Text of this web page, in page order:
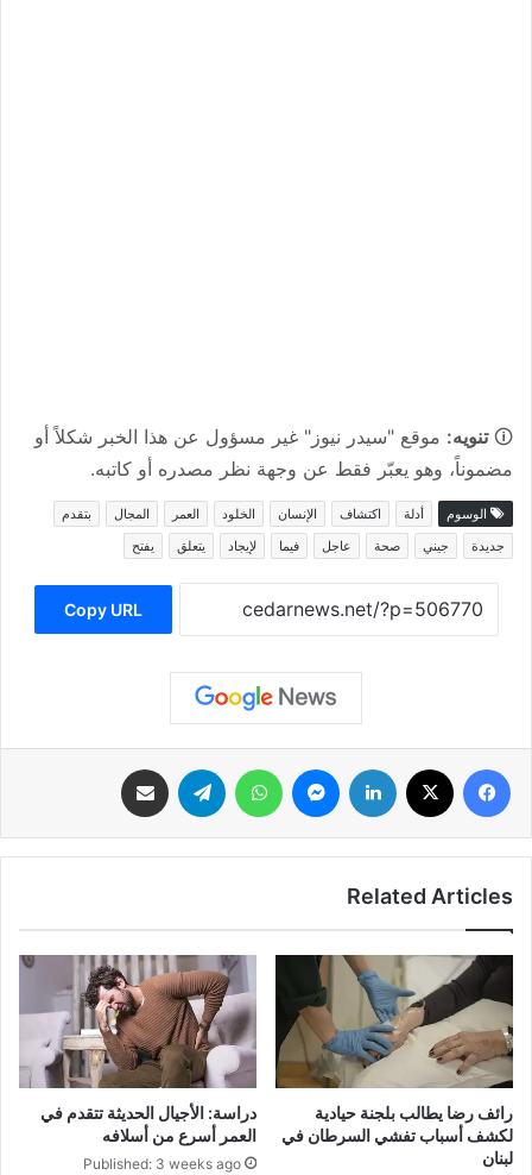
🛈تنويه: موقع "سيدر نيوز" غير مسؤول عن هذا الخبر شكلاً أو
مضموناً، وهو يعبّر فقط عن وجهة نظر مصدره أو كاتبه.
الوسوم أدلة اكتشاف الإنسان الخلود العمر المجال
بتقدم
جديدة
جيني صحة عاجل فيما لإيجاد يتعلق يفتح
Copy URL
فيسبوك لينكدإن ماسنجر واتساب تيلقرام
Related Articles
رائف رضا يطالب بلجنة حيادية
لكشف أسباب تفشي السرطان في
لبنان
دراسة: الأجيال الحديثة تتقدم في
العمر أسرع من أسلافه
Published: 3 weeks ago